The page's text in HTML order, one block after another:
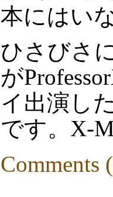
本にはい
ひさびさ
が
イ出演し
です。X-
Comments